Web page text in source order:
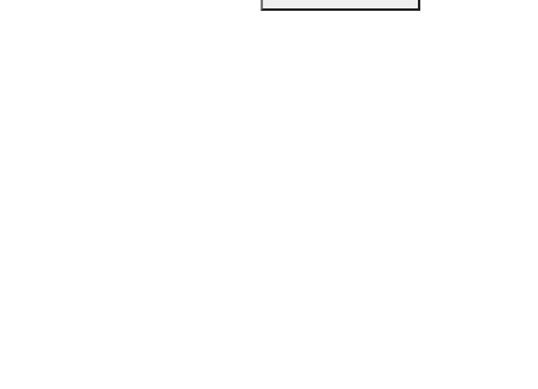
vorwiegend in der Region Nordwestschweiz.